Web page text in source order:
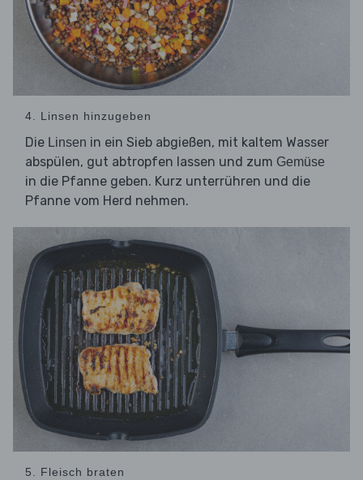
4. Linsen hinzugeben
Die Linsen in ein Sieb abgießen, mit kaltem Wasser
abspülen, gut abtropfen lassen und zum Gemüse
in die Pfanne geben. Kurz unterrühren und die
Pfanne vom Herd nehmen.
5. Fleisch braten